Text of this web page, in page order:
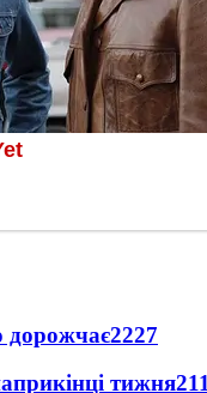
дорожчає2227
тижня